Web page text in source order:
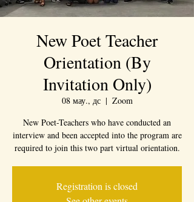
New Poet Teacher
Orientation (By
Invitation Only)
08 мау., дс
  |
Zoom
New Poet-Teachers who have conducted an
interview and been accepted into the program are
required to join this two part virtual orientation.
Registration is closed